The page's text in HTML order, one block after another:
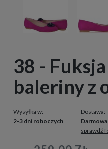
38 -
baleriny z
Wysyłka w:
2-3 dni roboczych
Dostawa:
Darmowa
Cena nie zawiera sprawdź